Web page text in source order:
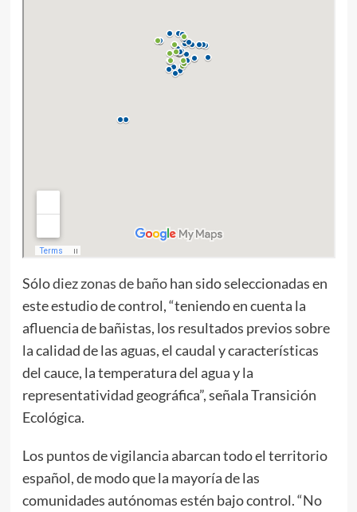
Sólodiez zonas de bañohan sido seleccionadas en
este estudio de control, “teniendo en cuenta la
afluencia de bañistas, los resultados previos sobre
la calidad de las aguas, el caudal y características
del cauce, la temperatura del agua y la
representatividad geográfica”, señala Transición
Ecológica.
Los puntos de vigilancia abarcan todo el territorio
español, de modo que la mayoría de las
comunidades autónomas estén bajo control. “No